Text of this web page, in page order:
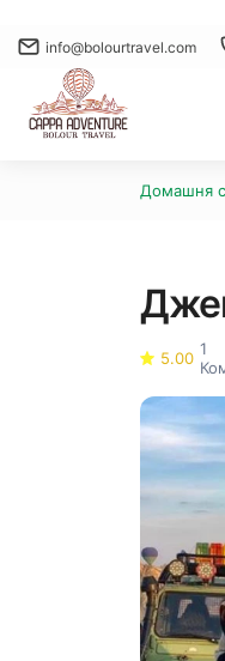
info@bolourtravel.com
Домашня
5.00 1